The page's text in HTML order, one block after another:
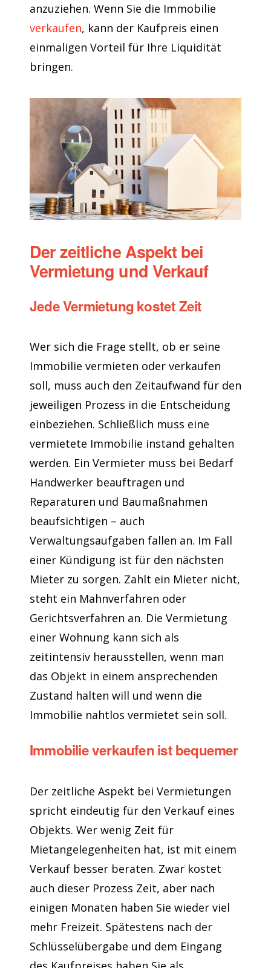
anzuziehen. Wenn Sie die Immobilie
verkaufen, kann der Kaufpreis einen
einmaligen Vorteil für Ihre Liquidität
bringen.
Der zeitliche Aspekt bei
Vermietung und Verkauf
Jede Vermietung kostet Zeit
Wer sich die Frage stellt, ob er seine
Immobilie vermieten oder verkaufen
soll, muss auch den Zeitaufwand für den
jeweiligen Prozess in die Entscheidung
einbeziehen. Schließlich muss eine
vermietete Immobilie instand gehalten
werden. Ein Vermieter muss bei Bedarf
Handwerker beauftragen und
Reparaturen und Baumaßnahmen
beaufsichtigen – auch
Verwaltungsaufgaben fallen an. Im Fall
einer Kündigung ist für den nächsten
Mieter zu sorgen. Zahlt ein Mieter nicht,
steht ein Mahnverfahren oder
Gerichtsverfahren an. Die Vermietung
einer Wohnung kann sich als
zeitintensiv herausstellen, wenn man
das Objekt in einem ansprechenden
Zustand halten will und wenn die
Immobilie nahtlos vermietet sein soll.
Immobilie verkaufen ist bequemer
Der zeitliche Aspekt bei Vermietungen
spricht eindeutig für den Verkauf eines
Objekts. Wer wenig Zeit für
Mietangelegenheiten hat, ist mit einem
Verkauf besser beraten. Zwar kostet
auch dieser Prozess Zeit, aber nach
einigen Monaten haben Sie wieder viel
mehr Freizeit. Spätestens nach der
Schlüsselübergabe und dem Eingang